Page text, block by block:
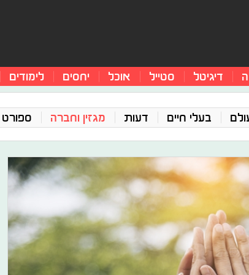
דיגיטל סטייל אוכל יחסים לימודים
בעלי חיים דעות מגזין וחברה ספורט